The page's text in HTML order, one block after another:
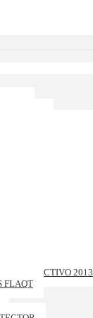
DIRECTIVO 2013
FLAQT